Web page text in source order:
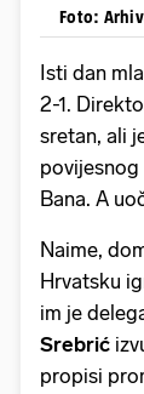
Foto:
Isti dan
2-1.
sretan, ali
Bana. A
Naime,
Hrvatsku
im je
Srebrić
propisi